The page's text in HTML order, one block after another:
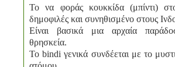
Το να φοράς κουκκίδα (μπίντι)
δημοφιλές και συνηθισμένο στους
Είναι βασικά μια αρχαία
θρησκεία.
Το bindi γενικά συνδέεται με το